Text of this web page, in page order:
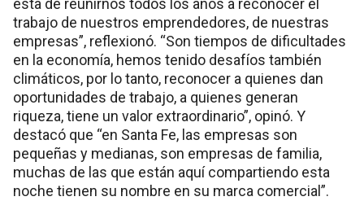
esta de reunirnos todos los años a reconocer el
trabajo de nuestros emprendedores, de nuestras
empresas”, reflexionó. “Son tiempos de dificultades
en la economía, hemos tenido desafíos también
climáticos, por lo tanto, reconocer a quienes dan
oportunidades de trabajo, a quienes generan
riqueza, tiene un valor extraordinario”, opinó. Y
destacó que “en Santa Fe, las empresas son
pequeñas y medianas, son empresas de familia,
muchas de las que están aquí compartiendo esta
noche tienen su nombre en su marca comercial”.